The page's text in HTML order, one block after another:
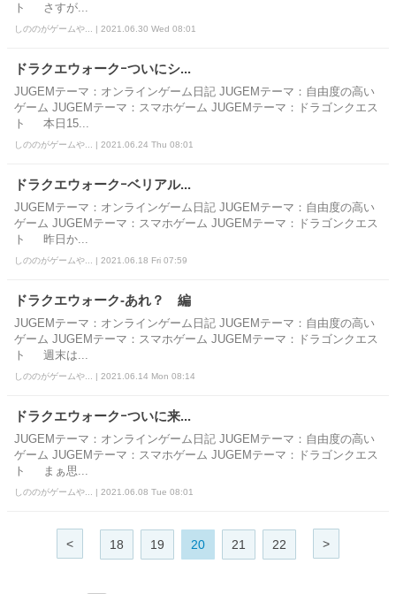
ト さすが...
しののがゲームや... | 2021.06.30 Wed 08:01
ドラクエウォークｰついにシ...
JUGEMテーマ：オンラインゲーム日記 JUGEMテーマ：自由度の高い
ゲーム JUGEMテーマ：スマホゲーム JUGEMテーマ：ドラゴンクエス
ト 本日15...
しののがゲームや... | 2021.06.24 Thu 08:01
ドラクエウォークｰベリアル...
JUGEMテーマ：オンラインゲーム日記 JUGEMテーマ：自由度の高い
ゲーム JUGEMテーマ：スマホゲーム JUGEMテーマ：ドラゴンクエス
ト 昨日か...
しののがゲームや... | 2021.06.18 Fri 07:59
ドラクエウォーク-あれ？ 編
JUGEMテーマ：オンラインゲーム日記 JUGEMテーマ：自由度の高い
ゲーム JUGEMテーマ：スマホゲーム JUGEMテーマ：ドラゴンクエス
ト 週末は...
しののがゲームや... | 2021.06.14 Mon 08:14
ドラクエウォークｰついに来...
JUGEMテーマ：オンラインゲーム日記 JUGEMテーマ：自由度の高い
ゲーム JUGEMテーマ：スマホゲーム JUGEMテーマ：ドラゴンクエス
ト まぁ思...
しののがゲームや... | 2021.06.08 Tue 08:01
< 18 19 20 21 22 >